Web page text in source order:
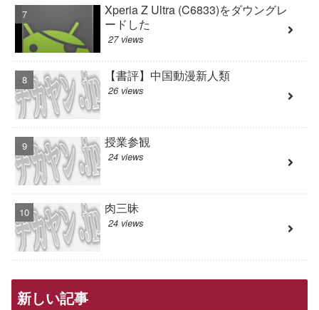
Xperia Z Ultra (C6833)をダウングレ
ードした
27 views
【書評】中国動漫新人類
26 views
授業参観
24 views
肉三昧
24 views
新しい記事